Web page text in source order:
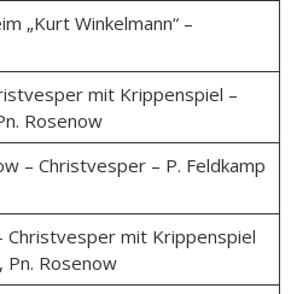
„Kurt Winkelmann“ –
mit Krippenspiel –
Rosenow
– Christvesper – P. Feldkamp
Christvesper mit Krippenspiel
Pn. Rosenow